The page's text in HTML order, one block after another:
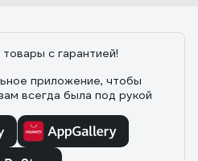
с гарантией!
приложение, чтобы
всегда была под рукой